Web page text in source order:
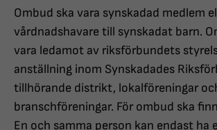
Ombud ska vara synskadad medlem
vårdnadshavare till synskadat barn.
vara ledamot av riksförbundets
anställning inom Synskadades
tillhörande distrikt, lokalföreningar
branschföreningar. För ombud ska
En och samma person kan endast ha